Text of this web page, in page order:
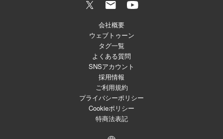
会社概要
ウェブトゥーン
タグ一覧
よくある質問
SNSアカウント
採用情報
ご利用規約
プライバシーポリシー
Cookieポリシー
特商法表記